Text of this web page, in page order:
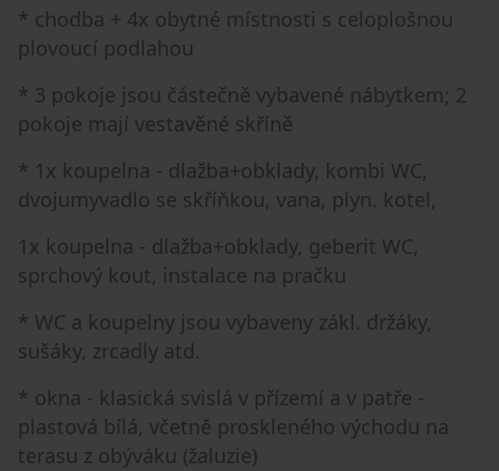
* chodba + 4x obytné místnosti s celoplošnou
plovoucí podlahou
* 3 pokoje jsou částečně vybavené nábytkem; 2
pokoje mají vestavěné skříně
* 1x koupelna - dlažba+obklady, kombi WC,
dvojumyvadlo se skříňkou, vana, plyn. kotel,
1x koupelna - dlažba+obklady, geberit WC,
sprchový kout, instalace na pračku
* WC a koupelny jsou vybaveny zákl. držáky,
sušáky, zrcadly atd.
* okna - klasická svislá v přízemí a v patře -
plastová bílá, včetně proskleného východu na
terasu z obýváku (žaluzie)